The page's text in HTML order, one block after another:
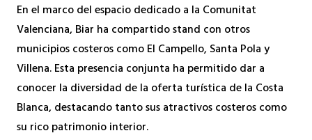
En el marco del espacio dedicado a la Comunitat
Valenciana, Biar ha compartido stand con otros
municipios costeros como El Campello, Santa Pola y
Villena. Esta presencia conjunta ha permitido dar a
conocer la diversidad de la oferta turística de la Costa
Blanca, destacando tanto sus atractivos costeros como
su rico patrimonio interior.